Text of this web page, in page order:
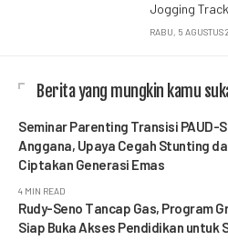
Jogging
RABU, 5 AGUSTUS
Berita yang mungkin kamu
Seminar Parenting Transisi PAUD-
Anggana, Upaya Cegah Stunting
Ciptakan Generasi Emas
4 MIN READ
Rudy-Seno Tancap Gas, Program
Siap Buka Akses Pendidikan untuk